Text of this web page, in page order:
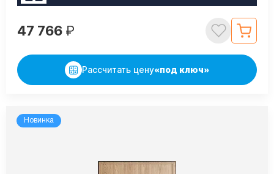
47 766 ₽
Рассчитать цену«под ключ»
Новинка